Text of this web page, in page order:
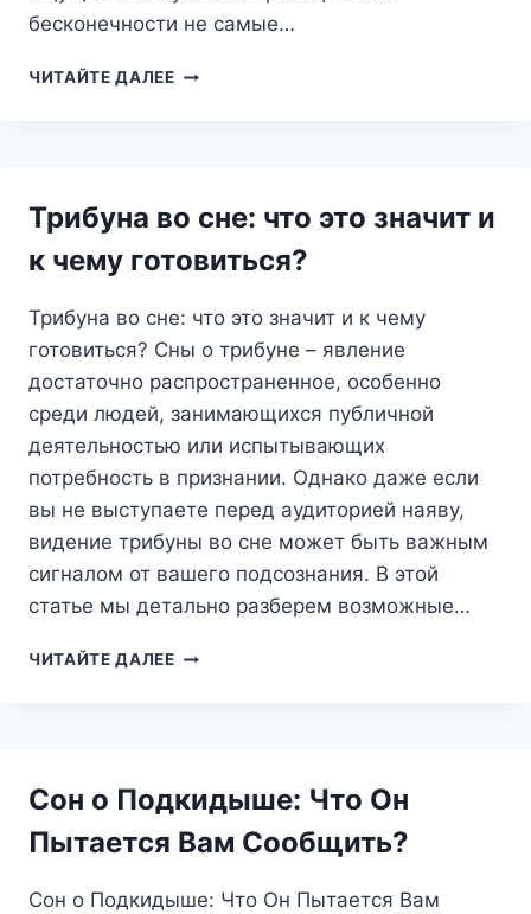
бесконечности не самые…
ЧИТАЙТЕ ДАЛЕЕСОН
И
ЕГО
Трибуна во сне: что это значит и
к чему готовиться?
Трибуна во сне: что это значит и к чему
готовиться? Сны о трибуне – явление
достаточно распространенное, особенно
среди людей, занимающихся публичной
деятельностью или испытывающих
потребность в признании. Однако даже если
вы не выступаете перед аудиторией наяву,
видение трибуны во сне может быть важным
сигналом от вашего подсознания. В этой
статье мы детально разберем возможные…
ЧИТАЙТЕ ДАЛЕЕТРИБУНА
И
К
ЧЕМУ
Сон о Подкидыше: Что Он
Пытается Вам Сообщить?
Сон о Подкидыше: Что Он Пытается Вам